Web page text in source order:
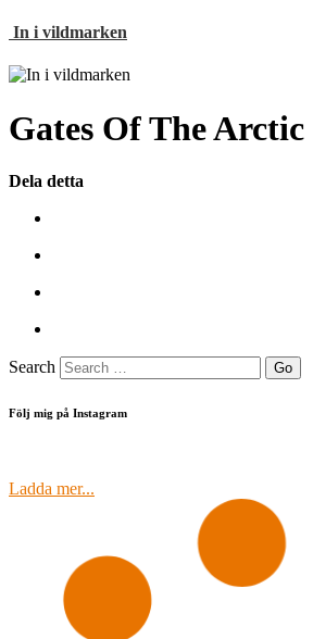
In i vildmarken
Gates Of The Arctic
Dela detta
Search
Följ mig på Instagram
Ladda mer...